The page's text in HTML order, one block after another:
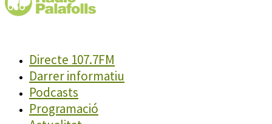
Directe 107.7FM
Darrer informatiu
Podcasts
Programació